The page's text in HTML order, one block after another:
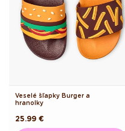
Veselé šľapky Burger a
hranolky
Pôvodná
cena
25.99 €